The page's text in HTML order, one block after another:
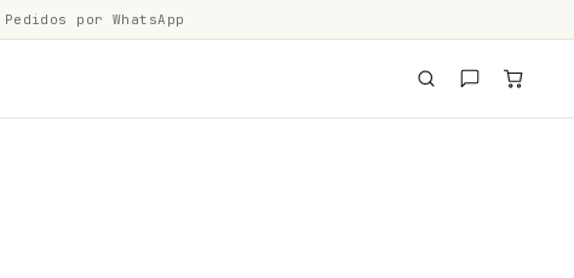
Pedidos por WhatsApp